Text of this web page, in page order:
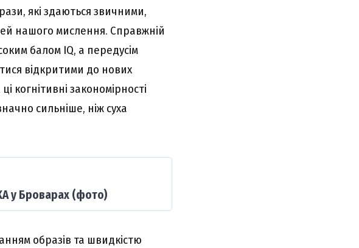
які здаються звичними,
нашого мислення. Справжній
балом IQ, а передусім
відкритими до нових
когнітивні закономірності
сильніше, ніж суха
у Броварах (фото)
образів та швидкістю